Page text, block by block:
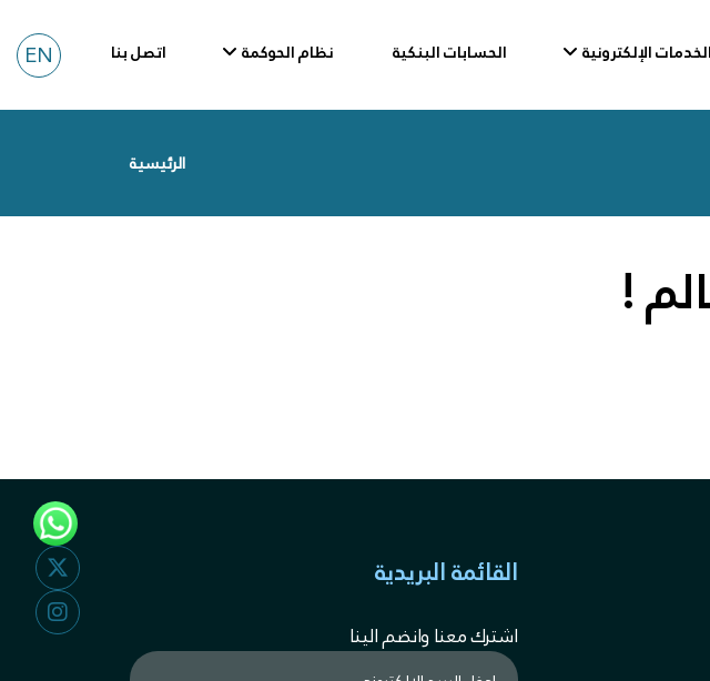
الخدمات الإلكترونية الحسابات البنكية نظام الحوكمة اتصل بنا EN
الرئيسية
!
القائمة البريدية
اشترك معنا وانضم الينا